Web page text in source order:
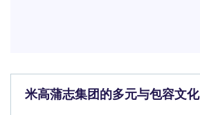
米高蒲志集团的多元与包容文化